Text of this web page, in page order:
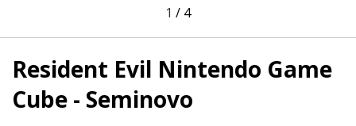
1 / 4
Resident Evil Nintendo Game
Cube - Seminovo